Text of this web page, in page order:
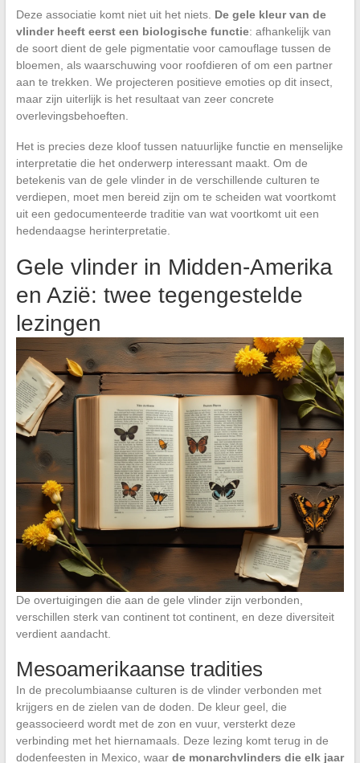
Deze associatie komt niet uit het niets. De gele kleur van de
vlinder heeft eerst een biologische functie: afhankelijk van
de soort dient de gele pigmentatie voor camouflage tussen de
bloemen, als waarschuwing voor roofdieren of om een partner
aan te trekken. We projecteren positieve emoties op dit insect,
maar zijn uiterlijk is het resultaat van zeer concrete
overlevingsbehoeften.
Het is precies deze kloof tussen natuurlijke functie en menselijke
interpretatie die het onderwerp interessant maakt. Om de
betekenis van de gele vlinder in de verschillende culturen te
verdiepen, moet men bereid zijn om te scheiden wat voortkomt
uit een gedocumenteerde traditie van wat voortkomt uit een
hedendaagse herinterpretatie.
Gele vlinder in Midden-Amerika
en Azië: twee tegengestelde
lezingen
De overtuigingen die aan de gele vlinder zijn verbonden,
verschillen sterk van continent tot continent, en deze diversiteit
verdient aandacht.
Mesoamerikaanse tradities
In de precolumbiaanse culturen is de vlinder verbonden met
krijgers en de zielen van de doden. De kleur geel, die
geassocieerd wordt met de zon en vuur, versterkt deze
verbinding met het hiernamaals. Deze lezing komt terug in de
dodenfeesten in Mexico, waar de monarchvlinders die elk jaar